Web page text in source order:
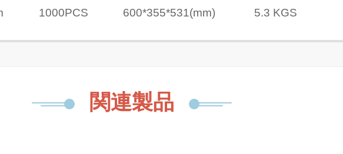
1000PCS 600*355*531(mm) 5.3 KGS
関連製品